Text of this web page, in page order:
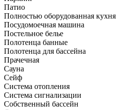
Патио
Полностью оборудованная кухня
Посудомоечная машина
Постельное белье
Полотенца банные
Полотенца для бассейна
Прачечная
Сауна
Сейф
Система отопления
Система сигнализации
Собственный бассейн